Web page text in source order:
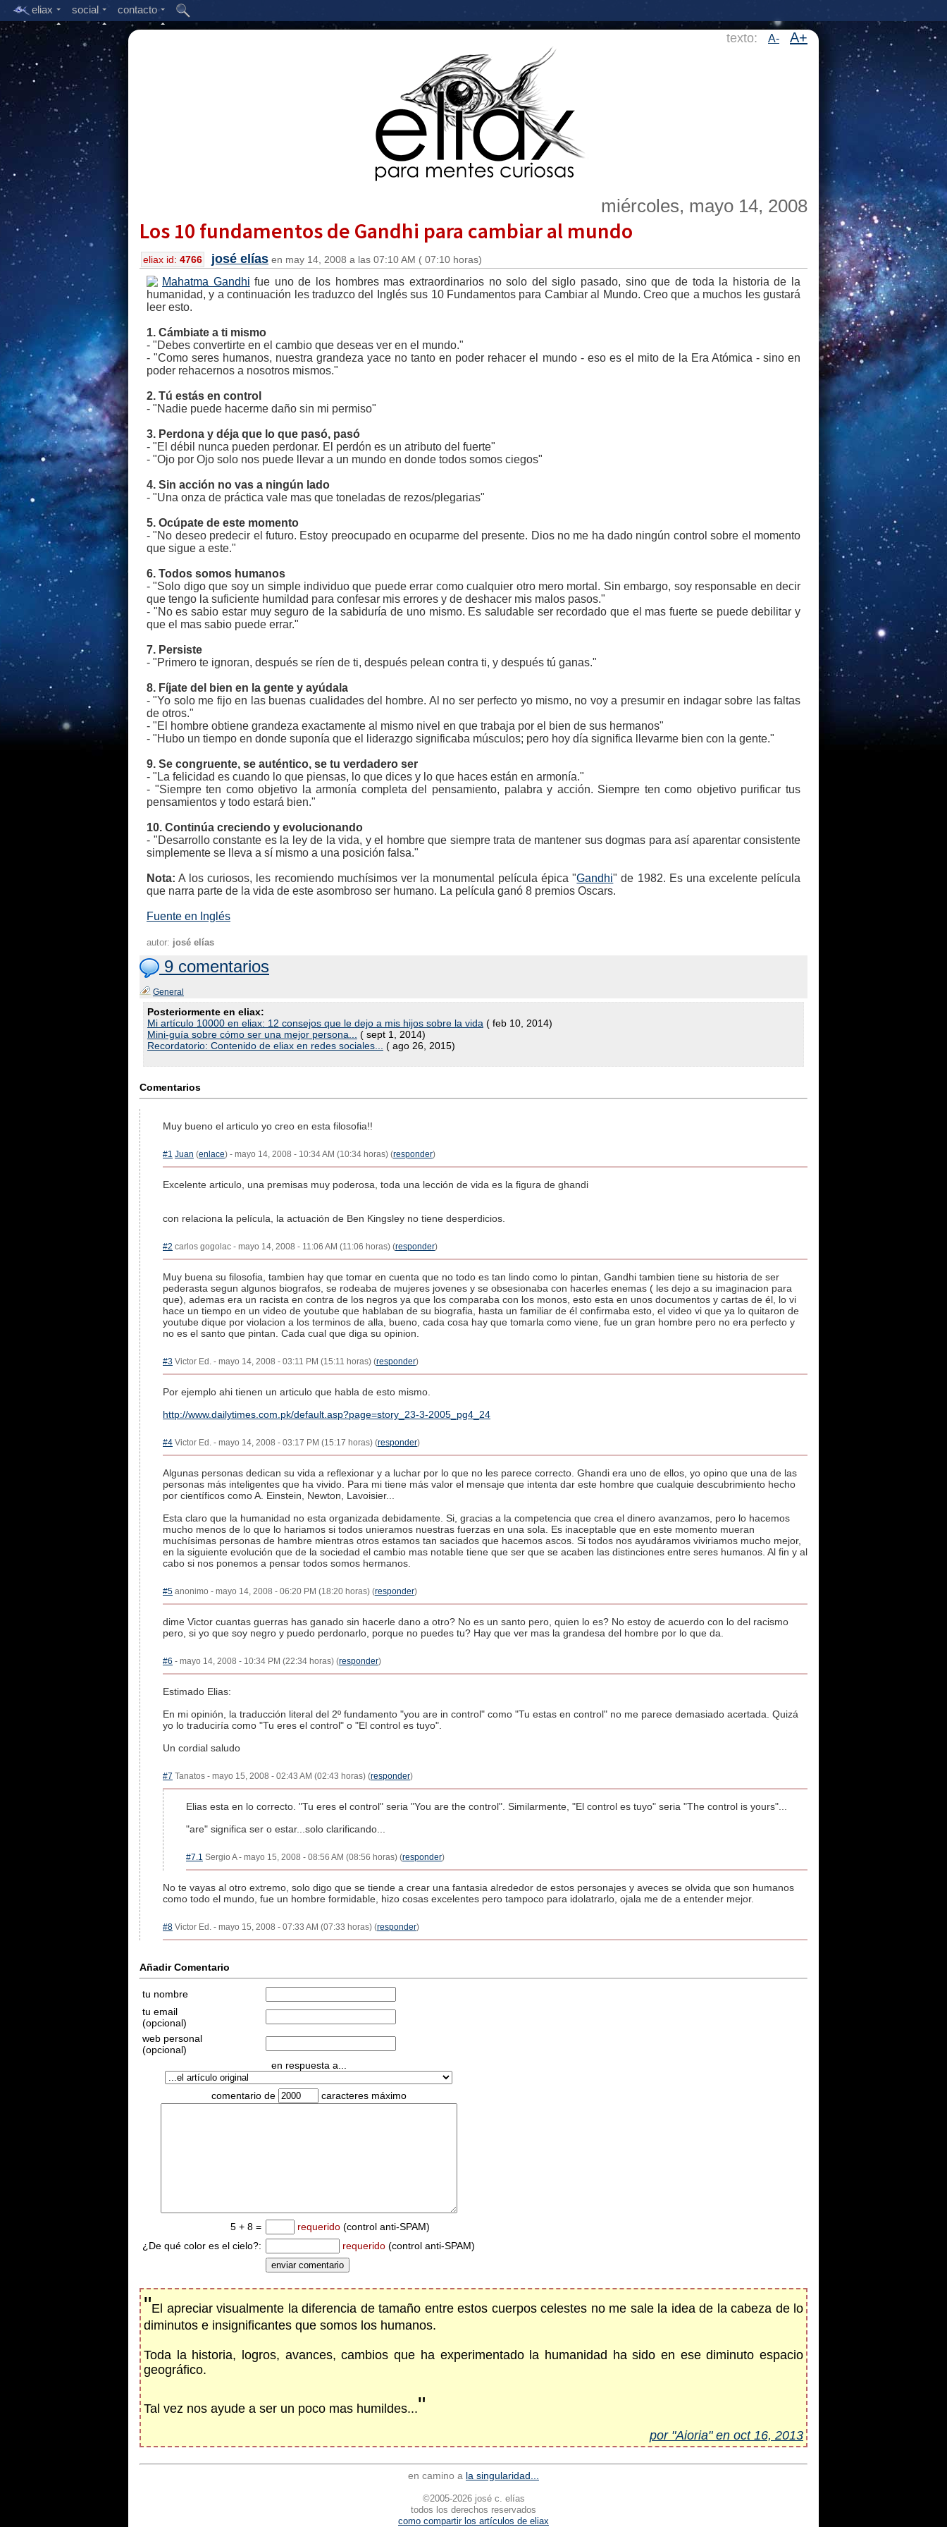
eliax social contacto
texto: A- A+
miércoles, mayo 14, 2008
Los 10 fundamentos de Gandhi para cambiar al mundo
eliax id: 4766 josé elías en may 14, 2008 a las 07:10 AM ( 07:10 horas)
Mahatma Gandhi fue uno de los hombres mas extraordinarios no solo del siglo pasado, sino que de toda la historia de la
humanidad, y a continuación les traduzco del Inglés sus 10 Fundamentos para Cambiar al Mundo. Creo que a muchos les gustará
leer esto.
1. Cámbiate a ti mismo
- "Debes convertirte en el cambio que deseas ver en el mundo."
- "Como seres humanos, nuestra grandeza yace no tanto en poder rehacer el mundo - eso es el mito de la Era Atómica - sino en
poder rehacernos a nosotros mismos."
2. Tú estás en control
- "Nadie puede hacerme daño sin mi permiso"
3. Perdona y déja que lo que pasó, pasó
- "El débil nunca pueden perdonar. El perdón es un atributo del fuerte"
- "Ojo por Ojo solo nos puede llevar a un mundo en donde todos somos ciegos"
4. Sin acción no vas a ningún lado
- "Una onza de práctica vale mas que toneladas de rezos/plegarias"
5. Ocúpate de este momento
- "No deseo predecir el futuro. Estoy preocupado en ocuparme del presente. Dios no me ha dado ningún control sobre el momento
que sigue a este."
6. Todos somos humanos
- "Solo digo que soy un simple individuo que puede errar como cualquier otro mero mortal. Sin embargo, soy responsable en decir
que tengo la suficiente humildad para confesar mis errores y de deshacer mis malos pasos."
- "No es sabio estar muy seguro de la sabiduría de uno mismo. Es saludable ser recordado que el mas fuerte se puede debilitar y
que el mas sabio puede errar."
7. Persiste
- "Primero te ignoran, después se ríen de ti, después pelean contra ti, y después tú ganas."
8. Fíjate del bien en la gente y ayúdala
- "Yo solo me fijo en las buenas cualidades del hombre. Al no ser perfecto yo mismo, no voy a presumir en indagar sobre las faltas
de otros."
- "El hombre obtiene grandeza exactamente al mismo nivel en que trabaja por el bien de sus hermanos"
- "Hubo un tiempo en donde suponía que el liderazgo significaba músculos; pero hoy día significa llevarme bien con la gente."
9. Se congruente, se auténtico, se tu verdadero ser
- "La felicidad es cuando lo que piensas, lo que dices y lo que haces están en armonía."
- "Siempre ten como objetivo la armonía completa del pensamiento, palabra y acción. Siempre ten como objetivo purificar tus
pensamientos y todo estará bien."
10. Continúa creciendo y evolucionando
- "Desarrollo constante es la ley de la vida, y el hombre que siempre trata de mantener sus dogmas para así aparentar consistente
simplemente se lleva a sí mismo a una posición falsa."
Nota: A los curiosos, les recomiendo muchísimos ver la monumental película épica "Gandhi" de 1982. Es una excelente película
que narra parte de la vida de este asombroso ser humano. La película ganó 8 premios Oscars.
Fuente en Inglés
autor: josé elías
9 comentarios
General
Posteriormente en eliax:
Mi artículo 10000 en eliax: 12 consejos que le dejo a mis hijos sobre la vida ( feb 10, 2014)
Mini-guía sobre cómo ser una mejor persona...
( sept 1, 2014)
Recordatorio: Contenido de eliax en redes sociales...
( ago 26, 2015)
Comentarios
Muy bueno el articulo yo creo en esta filosofia!!
#1 Juan (enlace) - mayo 14, 2008 - 10:34 AM (10:34 horas) (responder)
Excelente articulo, una premisas muy poderosa, toda una lección de vida es la figura de ghandi
con relaciona la película, la actuación de Ben Kingsley no tiene desperdicios.
#2 carlos gogolac - mayo 14, 2008 - 11:06 AM (11:06 horas) (responder)
Muy buena su filosofia, tambien hay que tomar en cuenta que no todo es tan lindo como lo pintan, Gandhi tambien tiene su historia de ser
pederasta segun algunos biografos, se rodeaba de mujeres jovenes y se obsesionaba con hacerles enemas ( les dejo a su imaginacion para
que), ademas era un racista en contra de los negros ya que los comparaba con los monos, esto esta en unos documentos y cartas de él, lo vi
hace un tiempo en un video de youtube que hablaban de su biografia, hasta un familiar de él confirmaba esto, el video vi que ya lo quitaron de
youtube dique por violacion a los terminos de alla, bueno, cada cosa hay que tomarla como viene, fue un gran hombre pero no era perfecto y
no es el santo que pintan. Cada cual que diga su opinion.
#3 Victor Ed. - mayo 14, 2008 - 03:11 PM (15:11 horas) (responder)
Por ejemplo ahi tienen un articulo que habla de esto mismo.
http://www.dailytimes.com.pk/default.asp?page=story_23-3-2005_pg4_24
#4 Victor Ed. - mayo 14, 2008 - 03:17 PM (15:17 horas) (responder)
Algunas personas dedican su vida a reflexionar y a luchar por lo que no les parece correcto. Ghandi era uno de ellos, yo opino que una de las
personas más inteligentes que ha vivido. Para mi tiene más valor el mensaje que intenta dar este hombre que cualquie descubrimiento hecho
por científicos como A. Einstein, Newton, Lavoisier...
Esta claro que la humanidad no esta organizada debidamente. Si, gracias a la competencia que crea el dinero avanzamos, pero lo hacemos
mucho menos de lo que lo hariamos si todos unieramos nuestras fuerzas en una sola. Es inaceptable que en este momento mueran
muchísimas personas de hambre mientras otros estamos tan saciados que hacemos ascos. Si todos nos ayudáramos viviriamos mucho mejor,
en la siguiente evolución que de la sociedad el cambio mas notable tiene que ser que se acaben las distinciones entre seres humanos. Al fin y al
cabo si nos ponemos a pensar todos somos hermanos.
#5 anonimo - mayo 14, 2008 - 06:20 PM (18:20 horas) (responder)
dime Victor cuantas guerras has ganado sin hacerle dano a otro? No es un santo pero, quien lo es? No estoy de acuerdo con lo del racismo
pero, si yo que soy negro y puedo perdonarlo, porque no puedes tu? Hay que ver mas la grandesa del hombre por lo que da.
#6 - mayo 14, 2008 - 10:34 PM (22:34 horas) (responder)
Estimado Elias:
En mi opinión, la traducción literal del 2º fundamento "you are in control" como "Tu estas en control" no me parece demasiado acertada. Quizá
yo lo traduciría como "Tu eres el control" o "El control es tuyo".
Un cordial saludo
#7 Tanatos - mayo 15, 2008 - 02:43 AM (02:43 horas) (responder)
Elias esta en lo correcto. "Tu eres el control" seria "You are the control". Similarmente, "El control es tuyo" seria "The control is yours"...
"are" significa ser o estar...solo clarificando...
#7.1 Sergio A - mayo 15, 2008 - 08:56 AM (08:56 horas) (responder)
No te vayas al otro extremo, solo digo que se tiende a crear una fantasia alrededor de estos personajes y aveces se olvida que son humanos
como todo el mundo, fue un hombre formidable, hizo cosas excelentes pero tampoco para idolatrarlo, ojala me de a entender mejor.
#8 Victor Ed. - mayo 15, 2008 - 07:33 AM (07:33 horas) (responder)
Añadir Comentario
tu nombre
tu email
(opcional)
web personal
(opcional)
en respuesta a...
comentario de caracteres máximo
5 + 8 = requerido (control anti-SPAM)
¿De qué color es el cielo?:
requerido (control anti-SPAM)
"El apreciar visualmente la diferencia de tamaño entre estos cuerpos celestes no me sale la idea de la cabeza de lo
diminutos e insignificantes que somos los humanos.
Toda la historia, logros, avances, cambios que ha experimentado la humanidad ha sido en ese diminuto espacio
geográfico.
Tal vez nos ayude a ser un poco mas humildes..."
por "Aioria" en oct 16, 2013
en camino a la singularidad...
©2005-2026 josé c. elías
todos los derechos reservados
como compartir los artículos de eliax